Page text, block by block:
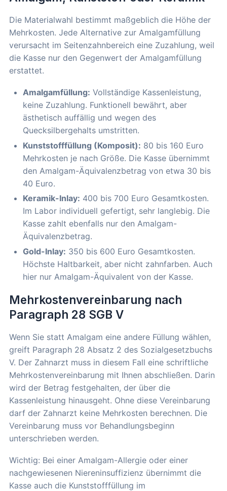
Die Materialwahl bestimmt maßgeblich die Höhe der
Mehrkosten. Jede Alternative zur Amalgamfüllung
verursacht im Seitenzahnbereich eine Zuzahlung, weil
die Kasse nur den Gegenwert der Amalgamfüllung
erstattet.
Amalgamfüllung: Vollständige Kassenleistung,
keine Zuzahlung. Funktionell bewährt, aber
ästhetisch auffällig und wegen des
Quecksilbergehalts umstritten.
Kunststofffüllung (Komposit): 80 bis 160 Euro
Mehrkosten je nach Größe. Die Kasse übernimmt
den Amalgam-Äquivalenzbetrag von etwa 30 bis
40 Euro.
Keramik-Inlay: 400 bis 700 Euro Gesamtkosten.
Im Labor individuell gefertigt, sehr langlebig. Die
Kasse zahlt ebenfalls nur den Amalgam-
Äquivalenzbetrag.
Gold-Inlay: 350 bis 600 Euro Gesamtkosten.
Höchste Haltbarkeit, aber nicht zahnfarben. Auch
hier nur Amalgam-Äquivalent von der Kasse.
Mehrkostenvereinbarung nach
Paragraph 28 SGB V
Wenn Sie statt Amalgam eine andere Füllung wählen,
greift Paragraph 28 Absatz 2 des Sozialgesetzbuchs
V. Der Zahnarzt muss in diesem Fall eine schriftliche
Mehrkostenvereinbarung mit Ihnen abschließen. Darin
wird der Betrag festgehalten, der über die
Kassenleistung hinausgeht. Ohne diese Vereinbarung
darf der Zahnarzt keine Mehrkosten berechnen. Die
Vereinbarung muss vor Behandlungsbeginn
unterschrieben werden.
Wichtig: Bei einer Amalgam-Allergie oder einer
nachgewiesenen Niereninsuffizienz übernimmt die
Kasse auch die Kunststofffüllung im